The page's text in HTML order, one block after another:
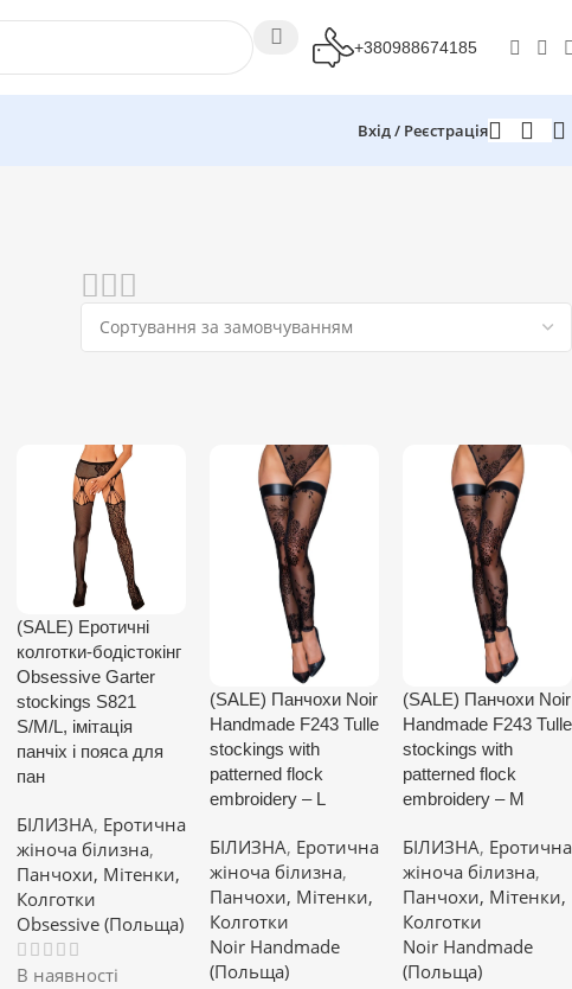
+380988674185
Вхід / Реєстрація
(SALE) Еротичні
колготки-бодістокінг
Obsessive Garter
stockings S821
S/M/L, імітація
панчіх і пояса для
пан
БІЛИЗНА, Еротична
жіноча білизна,
Панчохи, Мітенки,
Колготки
Obsessive (Польща)
В наявності
(SALE) Панчохи Noir
Handmade F243 Tulle
stockings with
patterned flock
embroidery – L
БІЛИЗНА, Еротична
жіноча білизна,
Панчохи, Мітенки,
Колготки
Noir Handmade
(Польща)
(SALE) Панчохи Noir
Handmade F243 Tulle
stockings with
patterned flock
embroidery – M
БІЛИЗНА, Еротична
жіноча білизна,
Панчохи, Мітенки,
Колготки
Noir Handmade
(Польща)